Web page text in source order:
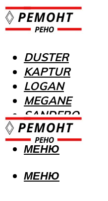
DUSTER
KAPTUR
LOGAN
MEGANE
SANDERO
МЕНЮ
МЕНЮ